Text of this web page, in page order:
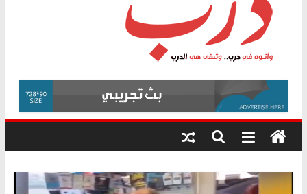
فرحات سليمان يكتب: القطاع الصحي إلى
أين؟
حزب التحالف الشعبي يطلق لجنة “الحق
في الصحة” بالإسكندرية لرصد الانتهاكات
ودعم المرضى
الوزاري لمدينة الصحفيين.. وانتهاء أعمال
إنشاء المبنى الإداري
المجلس القومي لحقوق الإنسان يعلن
متابعة قضية الدكتور محمد زهران.. ويؤكد:
قرينة البراءة وضمانات المحاكمة العادلة
درب
وأتوه
درب..
وتبقى
هي